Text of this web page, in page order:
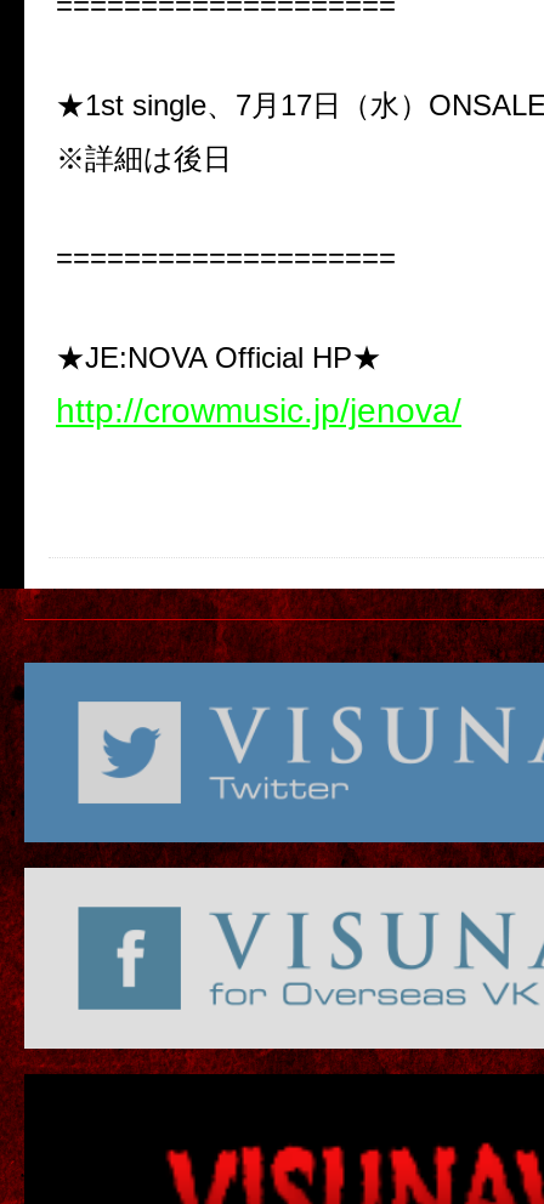
★1st single、7月17日（水）
※詳細は後日
====================
★JE:NOVA Official HP★
http://crowmusic.jp/jenova/